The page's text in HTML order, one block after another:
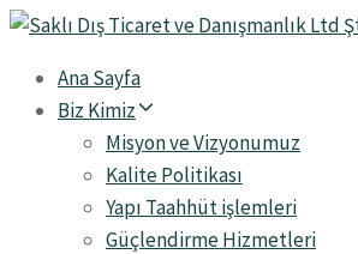
Skip
Skip
primary
navigation
Ana Sayfa
Biz Kimiz
Misyon ve Vizyonumuz
Kalite Politikası
Yapı Taahhüt işlemleri
Güçlendirme Hizmetleri